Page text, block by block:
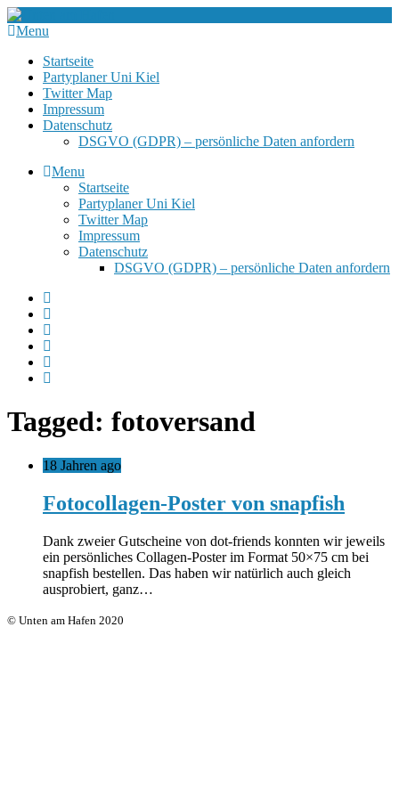
Menu
Startseite
Partyplaner Uni Kiel
Twitter Map
Impressum
Datenschutz
DSGVO (GDPR) – persönliche Daten anfordern
Menu
Startseite
Partyplaner Uni Kiel
Twitter Map
Impressum
Datenschutz
DSGVO (GDPR) – persönliche Daten anfordern
Tagged: fotoversand
18 Jahren ago
Fotocollagen-Poster von snapfish
Dank zweier Gutscheine von dot-friends konnten wir jeweils
ein persönliches Collagen-Poster im Format 50×75 cm bei
snapfish bestellen. Das haben wir natürlich auch gleich
ausprobiert, ganz…
© Unten am Hafen 2020